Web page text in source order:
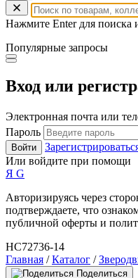
Нажмите Enter для поиска
Популярные запросы
Вход или
Электронная почта или
Пароль
Войти
Или войдите при помощи
Я G
Авторизируясь через
подтверждаете, что
публичной оферты и
HC72736-14
Главная /Каталог /
Поделиться